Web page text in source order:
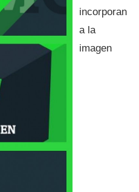
incorporan
a la
imagen